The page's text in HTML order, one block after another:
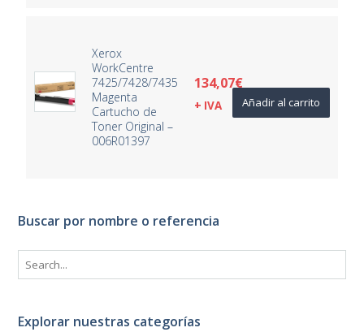
Xerox
WorkCentre
7425/7428/7435
Magenta
Cartucho de
Toner Original –
006R01397
134,07€
+ IVA Añadir al carrito
Buscar por nombre o referencia
Explorar nuestras categorías